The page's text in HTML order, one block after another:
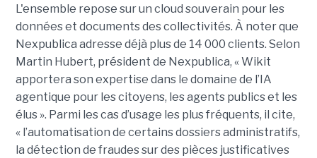
L'ensemble repose sur un cloud souverain pour les
données et documents des collectivités. À noter que
Nexpublica adresse déjà plus de 14 000 clients. Selon
Martin Hubert, président de Nexpublica, « Wikit
apportera son expertise dans le domaine de l’IA
agentique pour les citoyens, les agents publics et les
élus ». Parmi les cas d’usage les plus fréquents, il cite,
« l’automatisation de certains dossiers administratifs,
la détection de fraudes sur des pièces justificatives